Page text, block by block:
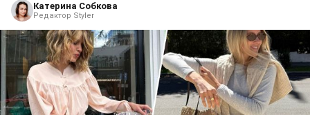
Катерина Собкова
Редактор Styler